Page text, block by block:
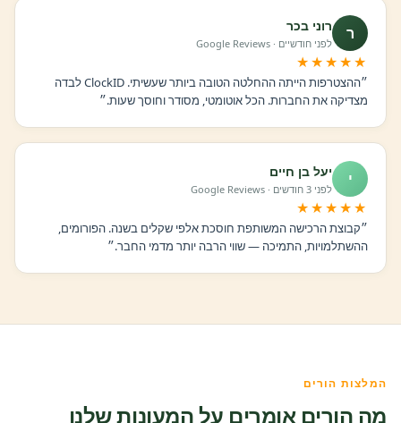
ר רוני בכר
לפני חודשיים · Google Reviews
★★★★★
״ההצטרפות הייתה ההחלטה הטובה ביותר שעשיתי. ClockID לבדה
מצדיקה את החברות. הכל אוטומטי, מסודר וחוסך שעות.״
י יעל בן חיים
לפני 3 חודשים · Google Reviews
★★★★★
״קבוצת הרכישה המשותפת חוסכת אלפי שקלים בשנה. הפורומים,
ההשתלמויות, התמיכה — שווי הרבה יותר מדמי החבר.״
המלצות הורים
מה הורים אומרים על המעונות שלנו